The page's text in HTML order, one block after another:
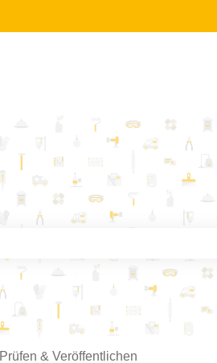
Prüfen & Veröffentlichen